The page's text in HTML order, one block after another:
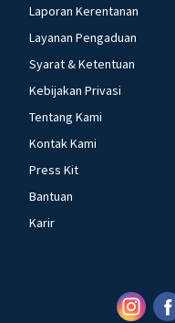
Laporan Kerentanan
Layanan Pengaduan
Syarat & Ketentuan
Kebijakan Privasi
Tentang Kami
Kontak Kami
Press Kit
Bantuan
Karir